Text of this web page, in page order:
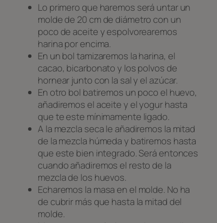
Lo primero que haremos será untar un
molde de 20 cm de diámetro con un
poco de aceite y espolvorearemos
harina por encima.
En un bol tamizaremos la harina, el
cacao, bicarbonato y los polvos de
hornear junto con la sal y el azúcar.
En otro bol batiremos un poco el huevo,
añadiremos el aceite y el yogur hasta
que te este mínimamente ligado.
A la mezcla seca le añadiremos la mitad
de la mezcla húmeda y batiremos hasta
que este bien integrado. Será entonces
cuando añadiremos el resto de la
mezcla de los huevos.
Echaremos la masa en el molde. No ha
de cubrir más que hasta la mitad del
molde.